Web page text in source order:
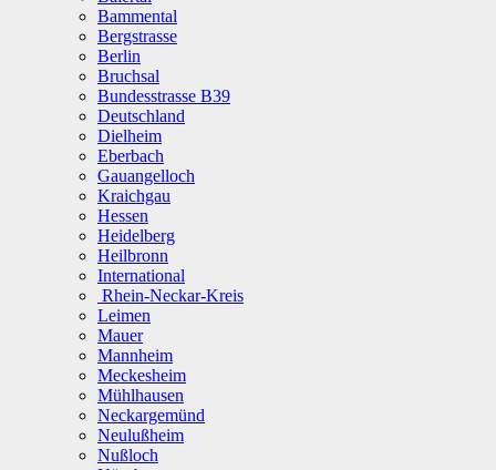
Bammental
Bergstrasse
Berlin
Bruchsal
Bundesstrasse B39
Deutschland
Dielheim
Eberbach
Gauangelloch
Kraichgau
Hessen
Heidelberg
Heilbronn
International
Rhein-Neckar-Kreis
Leimen
Mauer
Mannheim
Meckesheim
Mühlhausen
Neckargemünd
Neulußheim
Nußloch